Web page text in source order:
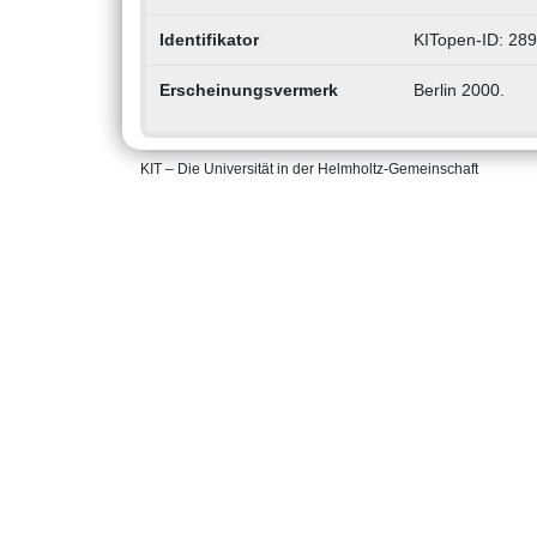
Identifikator KITopen-ID:
Erscheinungsvermerk Berlin 2000.
KIT – Die Universität in der Helmholtz-Gemeinschaft